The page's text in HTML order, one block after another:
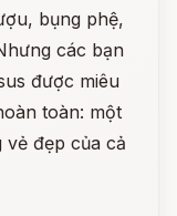
bụng phệ,
các bạn
được miêu
toàn: một
đẹp của cả